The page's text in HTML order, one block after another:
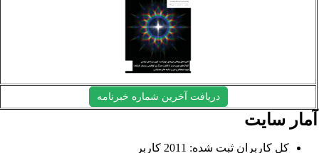
دریافت آخرین شماره خبرنامه
سایت
کل کاربران ثبت شده: 2011 کاربر